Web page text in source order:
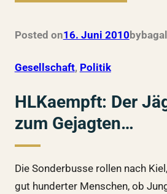
Posted on16. Juni 2010 by
Gesellschaft, Politik
HLKaempft: Der
zum Gejagten…
Die Sonderbusse rollen nach
gut hunderter Menschen, ob